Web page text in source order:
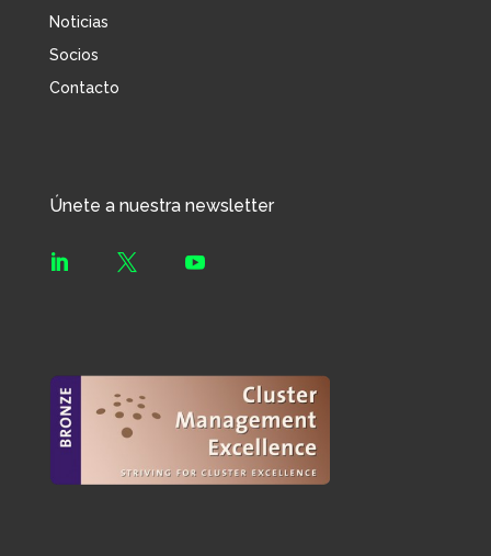
Noticias
Socios
Contacto
Únete a nuestra newsletter
  